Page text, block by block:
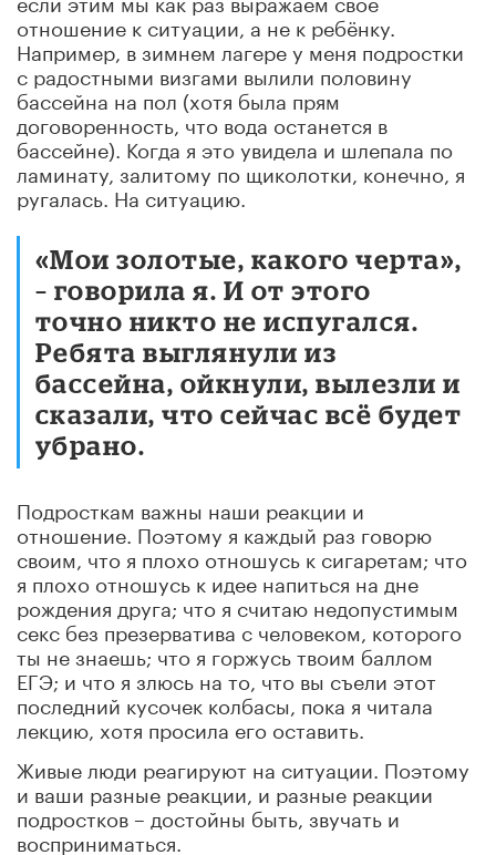
отношение к ситуации, а не к ребёнку.
Например, в зимнем лагере у меня подростки
с радостными визгами вылили половину
бассейна на пол (хотя была прям
договоренность, что вода останется в
бассейне). Когда я это увидела и шлепала по
ламинату, залитому по щиколотки, конечно, я
ругалась. На ситуацию.
«Мои золотые, какого черта»,
– говорила я. И от этого
точно никто не испугался.
Ребята выглянули из
бассейна, ойкнули, вылезли и
сказали, что сейчас всё будет
убрано.
Подросткам важны наши реакции и
отношение. Поэтому я каждый раз говорю
своим, что я плохо отношусь к сигаретам; что
я плохо отношусь к идее напиться на дне
рождения друга; что я считаю недопустимым
секс без презерватива с человеком, которого
ты не знаешь; что я горжусь твоим баллом
ЕГЭ; и что я злюсь на то, что вы съели этот
последний кусочек колбасы, пока я читала
лекцию, хотя просила его оставить.
Живые люди реагируют на ситуации. Поэтому
и ваши разные реакции, и разные реакции
подростков – достойны быть, звучать и
восприниматься.